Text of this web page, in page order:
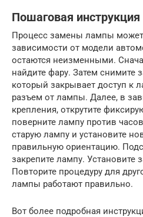
Пошаговая
Процесс замены лампы может
зависимости от модели
остаются неизменными.
найдите фару. Затем снимите
который закрывает доступ к
разъем от лампы. Далее, в
крепления, открутите
поверните лампу против
старую лампу и установите
правильную ориентацию.
закрепите лампу. Установите
Повторите процедуру для
лампы работают правильно.
Вот более подробная